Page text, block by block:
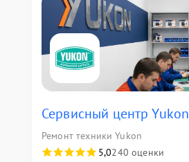
Сервисный центр Yukon
Ремонт техники Yukon
5,0240 оценки